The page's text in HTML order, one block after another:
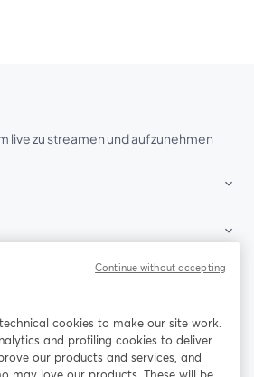
live zu streamen und aufzunehmen
cookies to make our site work.
and profiling cookies to deliver
our products and services, and
Continue without accepting